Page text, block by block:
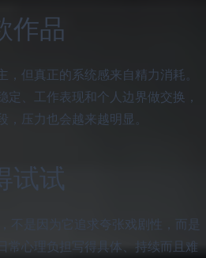
作品
但真正的系统感来自精力消耗。
定、工作表现和个人边界做交换，
压力也会越来越明显。
试试
不是因为它追求夸张戏剧性，而是
常心理负担写得具体、持续而且难